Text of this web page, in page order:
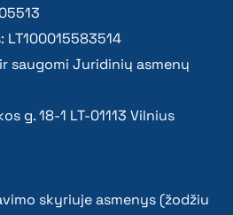
LT100015583514
saugomi Juridinių asmenų
g. 18-1 LT-01113 Vilnius
skyriuje asmenys (žodžiu